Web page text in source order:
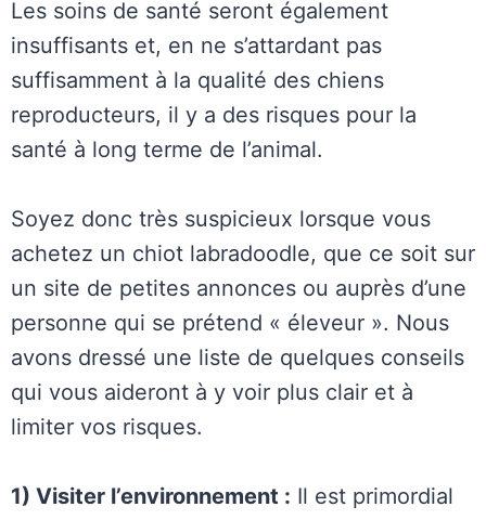
Les soins de santé seront également
insuffisants et, en ne s’attardant pas
suffisamment à la qualité des chiens
reproducteurs, il y a des risques pour la
santé à long terme de l’animal.
Soyez donc très suspicieux lorsque vous
achetez un chiot labradoodle, que ce soit sur
un site de petites annonces ou auprès d’une
personne qui se prétend « éleveur ». Nous
avons dressé une liste de quelques conseils
qui vous aideront à y voir plus clair et à
limiter vos risques.
1) Visiter l’environnement : Il est primordial